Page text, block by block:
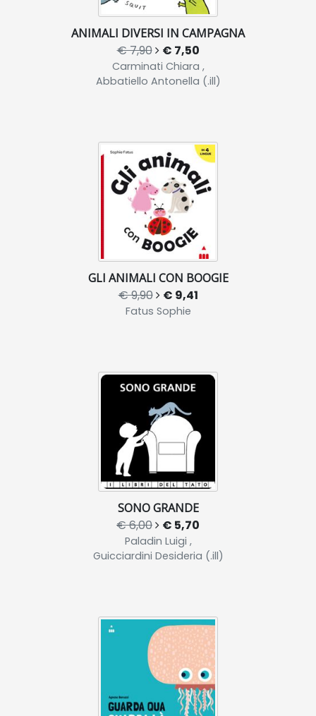
ANIMALI DIVERSI IN CAMPAGNA
€ 7,90 € 7,50
Carminati Chiara ,
Abbatiello Antonella (.ill)
GLI ANIMALI CON BOOGIE
€ 9,90 € 9,41
Fatus Sophie
SONO GRANDE
€ 6,00 € 5,70
Paladin Luigi ,
Guicciardini Desideria (.ill)